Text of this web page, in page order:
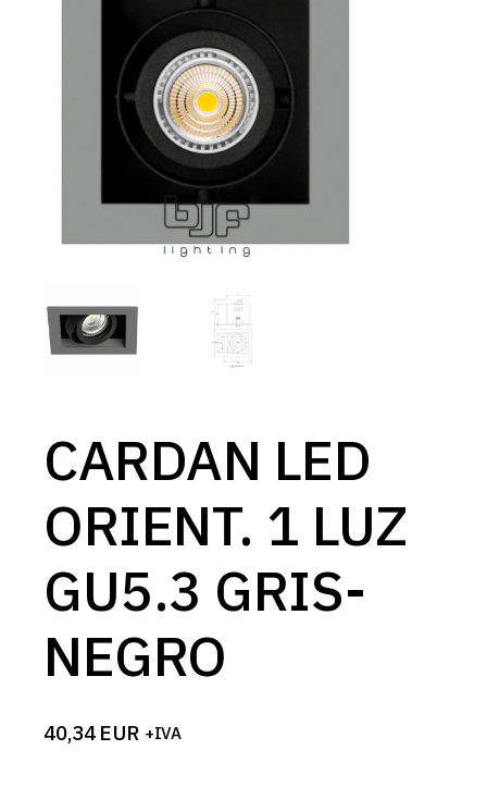
CARDAN LED
ORIENT. 1 LUZ
GU5.3 GRIS-
NEGRO
40,34 EUR +IVA